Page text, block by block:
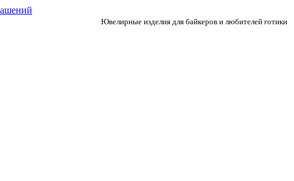
Ювелирные изделия для байкеров и любителей готики